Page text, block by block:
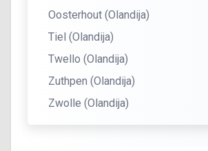
Oosterhout (Olandija)
Tiel (Olandija)
Twello (Olandija)
Zuthpen (Olandija)
Zwolle (Olandija)